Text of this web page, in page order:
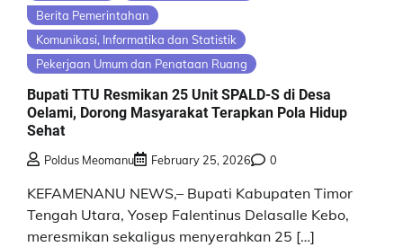
Berita Pemerintahan
Komunikasi, Informatika dan Statistik
Pekerjaan Umum dan Penataan Ruang
Bupati TTU Resmikan 25 Unit SPALD-S di Desa
Oelami, Dorong Masyarakat Terapkan Pola Hidup
Sehat
Poldus Meomanu February 25, 2026 0
KEFAMENANU NEWS,– Bupati Kabupaten Timor
Tengah Utara, Yosep Falentinus Delasalle Kebo,
meresmikan sekaligus menyerahkan 25 […]